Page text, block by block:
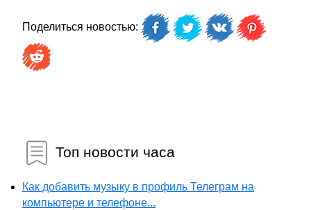
Поделиться новостью:
Топ новости часа
Как добавить музыку в профиль Телеграм на
компьютере и телефоне...